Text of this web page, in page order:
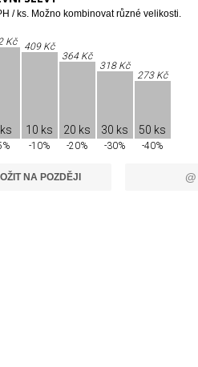
/ ks. Možno kombinovat různé velikosti.
Kč 409 Kč
10 ks
-10%
364 Kč
20 ks
-20%
318 Kč
30 ks
-30%
273 Kč
50 ks
-40%
NA POZDĚJI @